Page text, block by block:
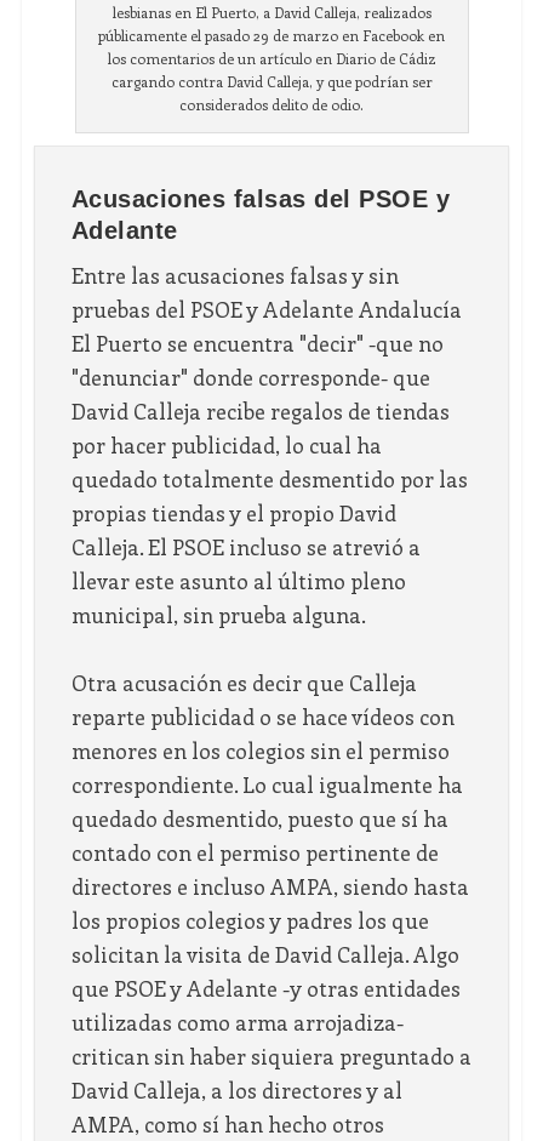
lesbianas en El Puerto, a David Calleja, realizados
públicamente el pasado 29 de marzo en Facebook en
los comentarios de un artículo en Diario de Cádiz
cargando contra David Calleja, y que podrían ser
considerados delito de odio.
Acusaciones falsas del PSOE y
Adelante
Entre las acusaciones falsas y sin
pruebas del PSOE y Adelante Andalucía
El Puerto se encuentra "decir" -que no
"denunciar" donde corresponde- que
David Calleja recibe regalos de tiendas
por hacer publicidad, lo cual ha
quedado totalmente desmentido por las
propias tiendas y el propio David
Calleja. El PSOE incluso se atrevió a
llevar este asunto al último pleno
municipal, sin prueba alguna.
Otra acusación es decir que Calleja
reparte publicidad o se hace vídeos con
menores en los colegios sin el permiso
correspondiente. Lo cual igualmente ha
quedado desmentido, puesto que sí ha
contado con el permiso pertinente de
directores e incluso AMPA, siendo hasta
los propios colegios y padres los que
solicitan la visita de David Calleja. Algo
que PSOE y Adelante -y otras entidades
utilizadas como arma arrojadiza-
critican sin haber siquiera preguntado a
David Calleja, a los directores y al
AMPA, como sí han hecho otros